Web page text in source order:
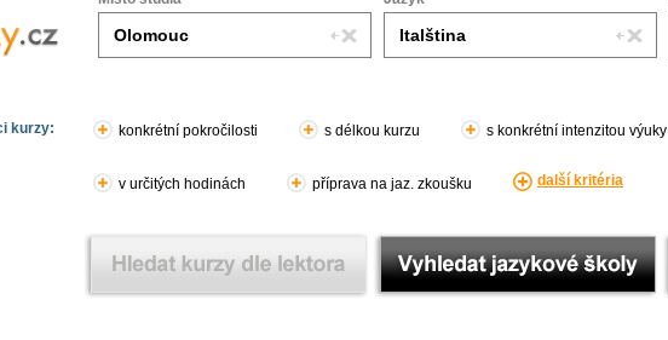
kurzy: konkrétní pokročilosti s délkou kurzu s konkrétní intenzitou výuky
v určitých hodinách příprava na jaz. zkoušku další kritéria